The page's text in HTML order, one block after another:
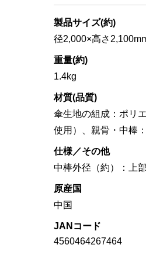
製品サイズ(約)
径2,000×高さ
重量(約)
1.4kg
材質(品質)
傘生地の組成：ポリ
使用）、親骨・中棒
仕様／その他
中棒外径（約）：上
原産国
中国
JANコード
4560464267464